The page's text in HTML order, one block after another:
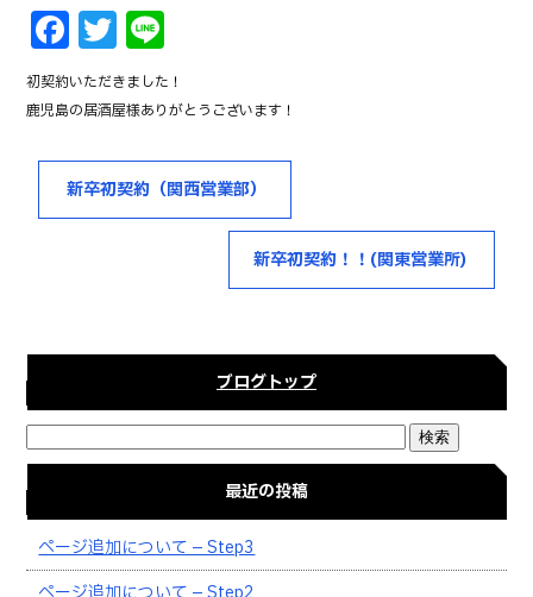
F
a
c
b
o
T
w
it
r
n
e
初契約いただきました！
鹿児島の居酒屋様ありがとうございます！
新卒初契約（関西営業部）
新卒初契約！！(関東営業所)
ブログトップ
最近の投稿
ページ追加について – Step3